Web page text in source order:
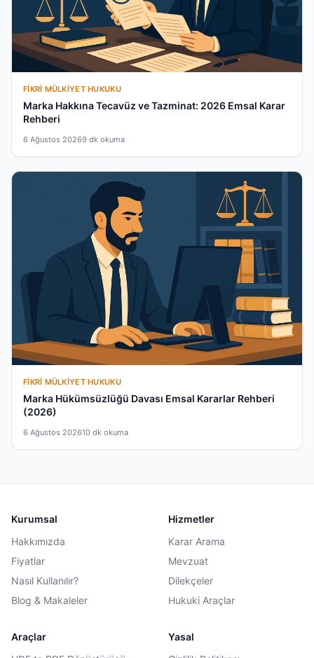
FIKRI MÜLKIYET HUKUKU
Marka Hakkına Tecavüz ve Tazminat: 2026 Emsal Karar
Rehberi
6 Ağustos 20269 dk okuma
FIKRI MÜLKIYET HUKUKU
Marka Hükümsüzlüğü Davası Emsal Kararlar Rehberi
(2026)
6 Ağustos 202610 dk okuma
Kurumsal
Hakkımızda
Fiyatlar
Nasıl Kullanılır?
Blog & Makaleler
Hizmetler
Karar Arama
Mevzuat
Dilekçeler
Hukuki Araçlar
Araçlar
Yasal